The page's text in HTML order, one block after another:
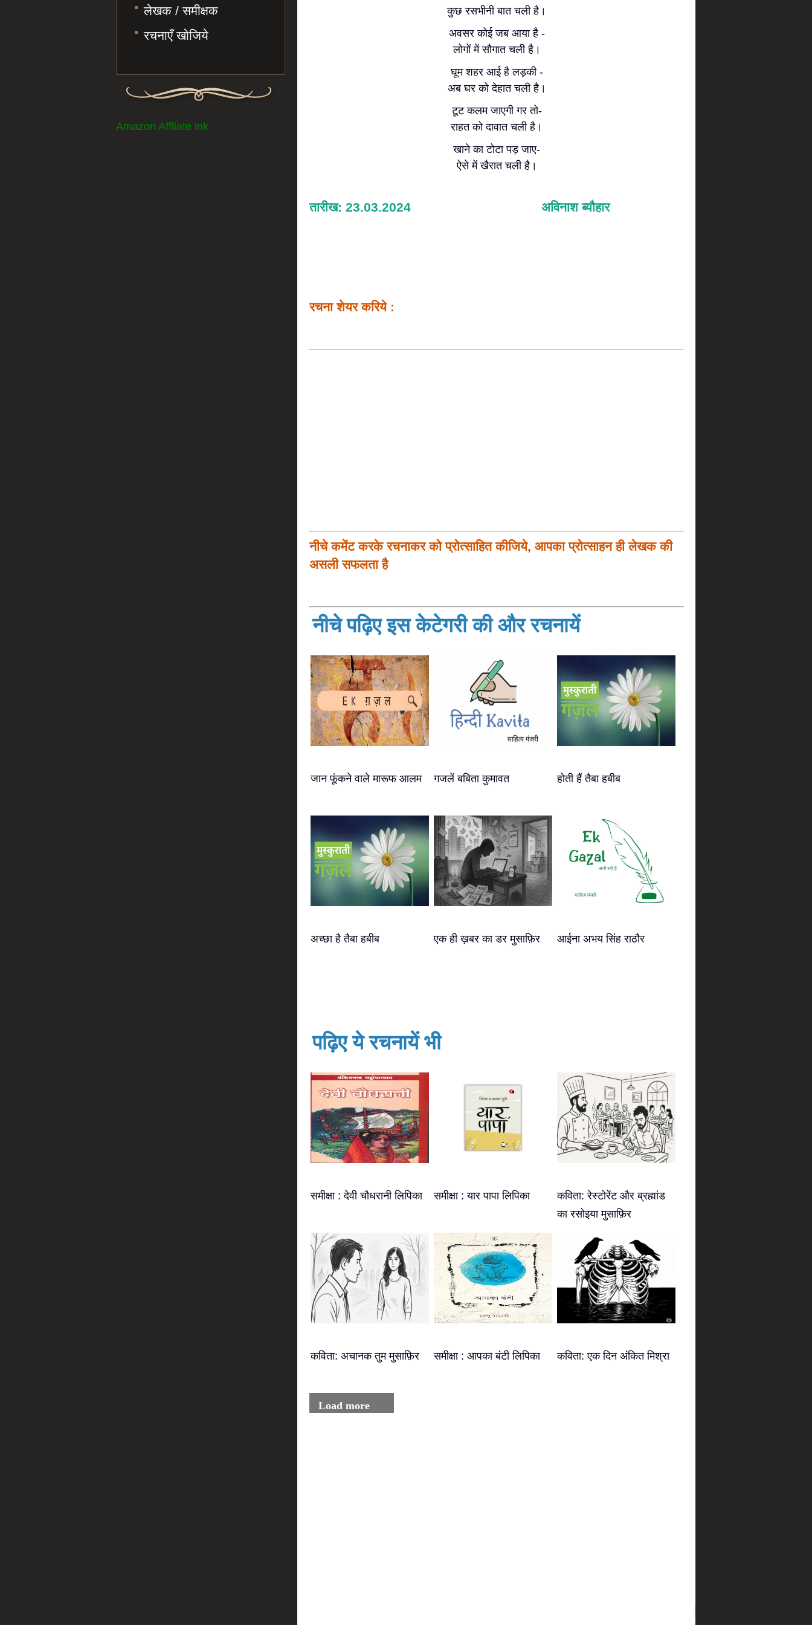
कुछ रसभीनी बात चली है।
अवसर कोई जब आया है -
लोगों में सौगात चली है।
घूम शहर आई है लड़की -
अब घर को देहात चली है।
टूट कलम जाएगी गर तो-
राहत को दावात चली है।
खाने का टोटा पड़ जाए-
ऐसे में खैरात चली है।
तारीख: 23.03.2024 अविनाश ब्यौहार
रचना शेयर करिये :
नीचे कमेंट करके रचनाकर को प्रोत्साहित कीजिये, आपका प्रोत्साहन ही लेखक की
असली सफलता है
नीचे पढ़िए इस केटेगरी की और रचनायें
जान फूंकने वाले मारूफ आलम गजलें बबिता कुमावत होती हैं तैबा हबीब
अच्छा है तैबा हबीब एक ही ख़बर का डर मुसाफ़िर आईना अभय सिंह राठौर
पढ़िए ये रचनायें भी
समीक्षा : देवी चौधरानी लिपिका समीक्षा : यार पापा लिपिका
कविता: रेस्टोरेंट और ब्रह्मांड
का रसोइया मुसाफ़िर
कविता: अचानक तुम मुसाफ़िर समीक्षा : आपका बंटी लिपिका कविता: एक दिन अंकित मिश्रा
Load more
लेखक / समीक्षक
रचनाएँ खोजिये
Amazon Affliate ink